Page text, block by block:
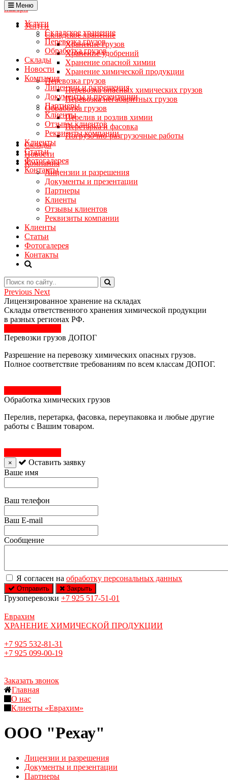
наверх
Меню
Услуги
Складское хранение
Перевозка грузов
Обработка грузов
Cклады
Новости
Компания
Лицензии и разрешения
Документы и презентации
Партнеры
Клиенты
Отзывы клиентов
Реквизиты компании
Клиенты
Статьи
Фотогалерея
Контакты
Услуги
Складское хранение
Хранение грузов
Хранение удобрений
Хранение опасной химии
Хранение химической продукции
Перевозка грузов
Перевозка опасных химических грузов
Перевозка негабаритных грузов
Обработка грузов
Перелив и розлив химии
Перетарка и фасовка
Погрузочно-разгрузочные работы
Cклады
Новости
Компания
Лицензии и разрешения
Документы и презентации
Партнеры
Клиенты
Отзывы клиентов
Реквизиты компании
Клиенты
Статьи
Фотогалерея
Контакты
Previous Next
Лицензированное хранение на складах
Склады ответственного хранения химической продукции
в разных регионах РФ.
Перевозки грузов ДОПОГ
Разрешение на перевозку химических опасных грузов.
Полное соответствие требованиям по всем классам ДОПОГ.
Обработка химических грузов
Перелив, перетарка, фасовка, переупаковка и любые другие
работы с Вашим товаром.
×
Оставить заявку
Ваше имя
Ваш телефон
Ваш E-mail
Сообщение
Я согласен на обработку персональных данных
Отправить Закрыть
Грузоперевозки +7 925 517-51-01
Еврахим
ХРАНЕНИЕ ХИМИЧЕСКОЙ ПРОДУКЦИИ
+7 925 532-81-31
+7 925 099-00-19
Заказать звонок
Главная
О нас
Клиенты «Еврахим»
ООО "Рехау"
Лицензии и разрешения
Документы и презентации
Партнеры